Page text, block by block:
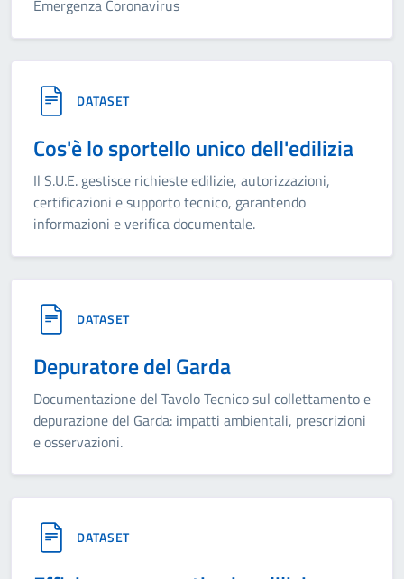
Emergenza Coronavirus
DATASET
Cos'è lo sportello unico dell'edilizia
Il S.U.E. gestisce richieste edilizie, autorizzazioni,
certificazioni e supporto tecnico, garantendo
informazioni e verifica documentale.
DATASET
Depuratore del Garda
Documentazione del Tavolo Tecnico sul collettamento e
depurazione del Garda: impatti ambientali, prescrizioni
e osservazioni.
DATASET